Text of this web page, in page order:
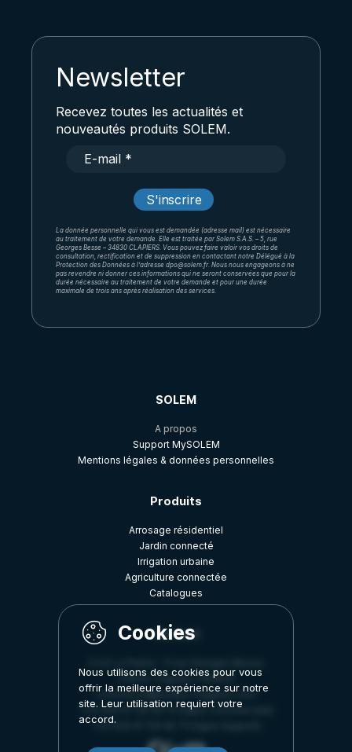
Newsletter
Recevez toutes les actualités et
nouveautés produits SOLEM.
La donnée personnelle qui vous est demandée (adresse mail) est nécessaire
au traitement de votre demande. Elle est traitée par Solem S.A.S. – 5, rue
Georges Besse – 34830 CLAPIERS. Vous pouvez faire valoir vos droits de
consultation, rectification et de suppression en contactant notre Délégué à la
Protection des Données à l’adresse dpo@solem.fr. Nous nous engageons à ne
pas revendre ni donner ces informations qui ne seront conservées que pour la
durée nécessaire au traitement de votre demande et pour une durée
maximale de trois ans après réalisation des services.
SOLEM
A propos
Support MySOLEM
Mentions légales & données personnelles
Produits
Arrosage résidentiel
Jardin connecté
Irrigation urbaine
Agriculture connectée
Catalogues
Contact
34830, Clapiers, FRANCE
commercial@solem-irrigation.com
+33 (0)4 67 59 99 75 (ligne Commerciale)
+33 (0)4 67 59 99 73 (ligne Support)
Nous utilisons des cookies pour vous
offrir la meilleure expérience sur notre
site. Leur utilisation requiert votre
accord.